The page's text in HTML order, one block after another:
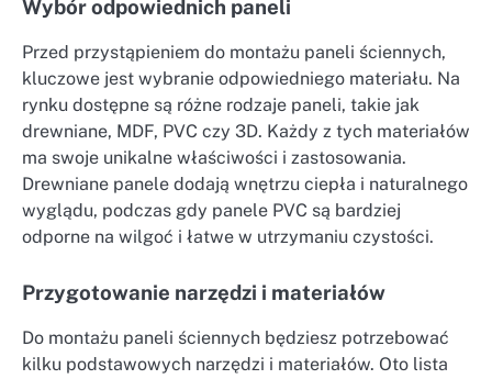
Wybór odpowiednich paneli
Przed przystąpieniem do montażu paneli ściennych,
kluczowe jest wybranie odpowiedniego materiału. Na
rynku dostępne są różne rodzaje paneli, takie jak
drewniane, MDF, PVC czy 3D. Każdy z tych materiałów
ma swoje unikalne właściwości i zastosowania.
Drewniane panele dodają wnętrzu ciepła i naturalnego
wyglądu, podczas gdy panele PVC są bardziej
odporne na wilgoć i łatwe w utrzymaniu czystości.
Przygotowanie narzędzi i materiałów
Do montażu paneli ściennych będziesz potrzebować
kilku podstawowych narzędzi i materiałów. Oto lista